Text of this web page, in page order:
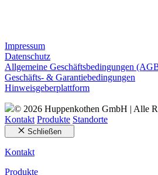
Impressum
Datenschutz
Allgemeine Geschäftsbedingungen
Geschäfts- & Garantiebedingungen
Hinweisgeberplattform
© 2026 Huppenkothen GmbH | Alle
Kontakt Produkte Standorte
Schließen
Kontakt
Produkte